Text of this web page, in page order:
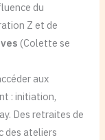
du
Z et de
(Colette se
aux
: initiation,
Des retraites de
des ateliers